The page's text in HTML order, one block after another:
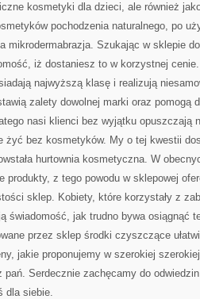
kosmetyki dla dzieci, ale również
pochodzenia naturalnego, po
mikrodermabrazja. Szukając w sklepie
iż dostaniesz to w korzystnej
najwyższą klasę i realizują
zalety dowolnej marki oraz pomogą
nasi klienci bez wyjątku opuszczają
żyć bez kosmetyków. My o tej kwestii
hurtownia kosmetyczna. W
produkty, z tego powodu w sklepowej
sklep. Kobiety, które korzystały z
świadomość, jak trudno bywa osiągnąć
przez sklep środki czyszczące
jakie proponujemy w szerokiej
pań. Serdecznie zachęcamy do
dla siebie.